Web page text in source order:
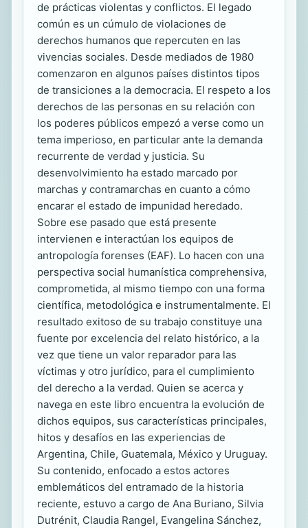
de prácticas violentas y conflictos. El legado
común es un cúmulo de violaciones de
derechos humanos que repercuten en las
vivencias sociales. Desde mediados de 1980
comenzaron en algunos países distintos tipos
de transiciones a la democracia. El respeto a los
derechos de las personas en su relación con
los poderes públicos empezó a verse como un
tema imperioso, en particular ante la demanda
recurrente de verdad y justicia. Su
desenvolvimiento ha estado marcado por
marchas y contramarchas en cuanto a cómo
encarar el estado de impunidad heredado.
Sobre ese pasado que está presente
intervienen e interactúan los equipos de
antropología forenses (EAF). Lo hacen con una
perspectiva social humanística comprehensiva,
comprometida, al mismo tiempo con una forma
científica, metodológica e instrumentalmente. El
resultado exitoso de su trabajo constituye una
fuente por excelencia del relato histórico, a la
vez que tiene un valor reparador para las
víctimas y otro jurídico, para el cumplimiento
del derecho a la verdad. Quien se acerca y
navega en este libro encuentra la evolución de
dichos equipos, sus características principales,
hitos y desafíos en las experiencias de
Argentina, Chile, Guatemala, México y Uruguay.
Su contenido, enfocado a estos actores
emblemáticos del entramado de la historia
reciente, estuvo a cargo de Ana Buriano, Silvia
Dutrénit, Claudia Rangel, Evangelina Sánchez,